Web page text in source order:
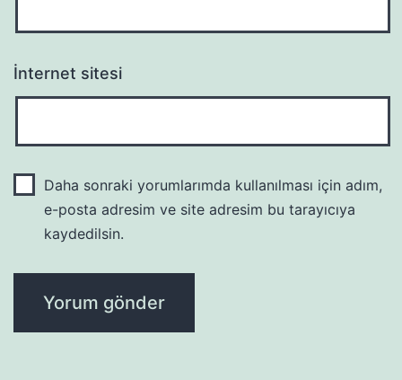
İnternet sitesi
Daha sonraki yorumlarımda kullanılması için adım,
e-posta adresim ve site adresim bu tarayıcıya
kaydedilsin.